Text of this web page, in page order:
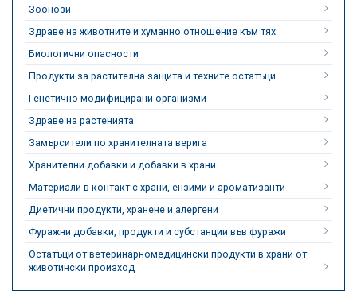
Зоонози
Здраве на животните и хуманно отношение към тях
Биологични опасности
Продукти за растителна защита и техните остатъци
Генетично модифицирани организми
Здраве на растенията
Замърсители по хранителната верига
Хранителни добавки и добавки в храни
Материали в контакт с храни, ензими и ароматизанти
Диетични продукти, хранене и алергени
Фуражни добавки, продукти и субстанции във фуражи
Остатъци от ветеринарномедицински продукти в храни от
животински произход